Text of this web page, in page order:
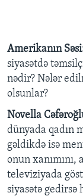
Amerikanın
siyasətdə
nədir? Nələr
olsunlar?
Novella C
dünyada qadın
gəldikdə isə
onun xanımını,
televiziyada
siyasətə gedirsə